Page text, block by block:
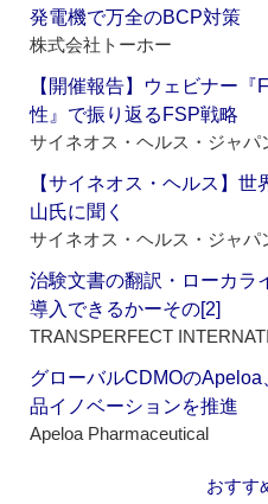
発電機で万全のBCP対策
株式会社トーホー
【開催報告】ウェビナー
性』で振り返るFSP戦略
サイネオス・ヘルス・ジャパ
【サイネオス・ヘルス】
山氏に聞く
サイネオス・ヘルス・ジャパ
治験文書の翻訳・ローカラ
導入できるかーその[2]
TRANSPERFECT
グローバルCDMOの
品イノベーションを推進
Apeloa Pharmaceutical
おすす